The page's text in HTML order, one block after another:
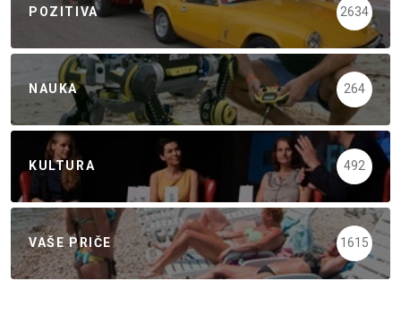
POZITIVA 2634
NAUKA 264
KULTURA 492
VAŠE PRIČE 1615